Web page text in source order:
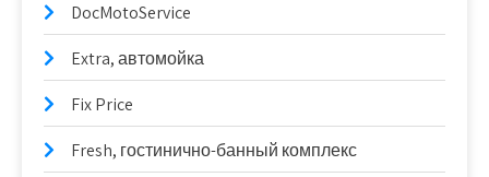
DocMotoService
Extra, автомойка
Fix Price
Fresh, гостинично-банный комплекс